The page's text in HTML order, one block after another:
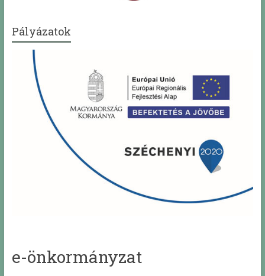
Pályázatok
e-önkormányzat